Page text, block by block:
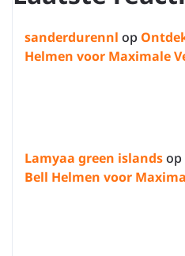
sanderdurennl op
Helmen voor Maximale
Lamyaa green islandsop
Bell Helmen voor